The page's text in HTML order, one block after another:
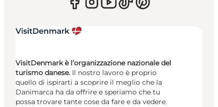
VisitDenmark è l’organizzazione nazionale del
turismo danese. Il nostro lavoro è proprio
quello di ispirarti a scoprire il meglio che la
Danimarca ha da offrire e speriamo che tu
possa trovare tante cose da fare e da vedere.